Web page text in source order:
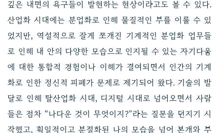
깊은 내면의 욕구들이 발현하는 현상이라고도 볼 수 있다.
산업화 시대에는 분업화로 인해 물질적인 부를 이룰 수 있
었지만, 역설적으로 잘게 쪼개진 기계적인 분업화 업무들
로 인해 내 안의 다양한 모습으로 인지될 수 있는 자기다움
에 대한 통합적 경험이나 이해가 결여되면서 인간의 기계
화로 인한 정신적 피폐가 문제로 제기되어 왔다. 기술의 발
달로 인해 탈산업화 시대, 디지털 시대로 넘어오면서 사람
들은 점차 “나다운 것이 무엇이지?”라는 질문을 던지기 시
작했고, 획일적이고 분절화된 나의 모습을 넘어 본캐와 부